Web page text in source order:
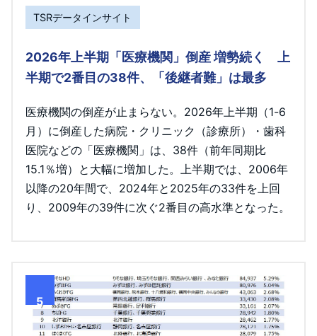
TSRデータインサイト
2026年上半期「医療機関」倒産 増勢続く 上
半期で2番目の38件、「後継者難」は最多
医療機関の倒産が止まらない。2026年上半期（1-6
月）に倒産した病院・クリニック（診療所）・歯科
医院などの「医療機関」は、38件（前年同期比
15.1％増）と大幅に増加した。上半期では、2006年
以降の20年間で、2024年と2025年の33件を上回
り、2009年の39件に次ぐ2番目の高水準となった。
5